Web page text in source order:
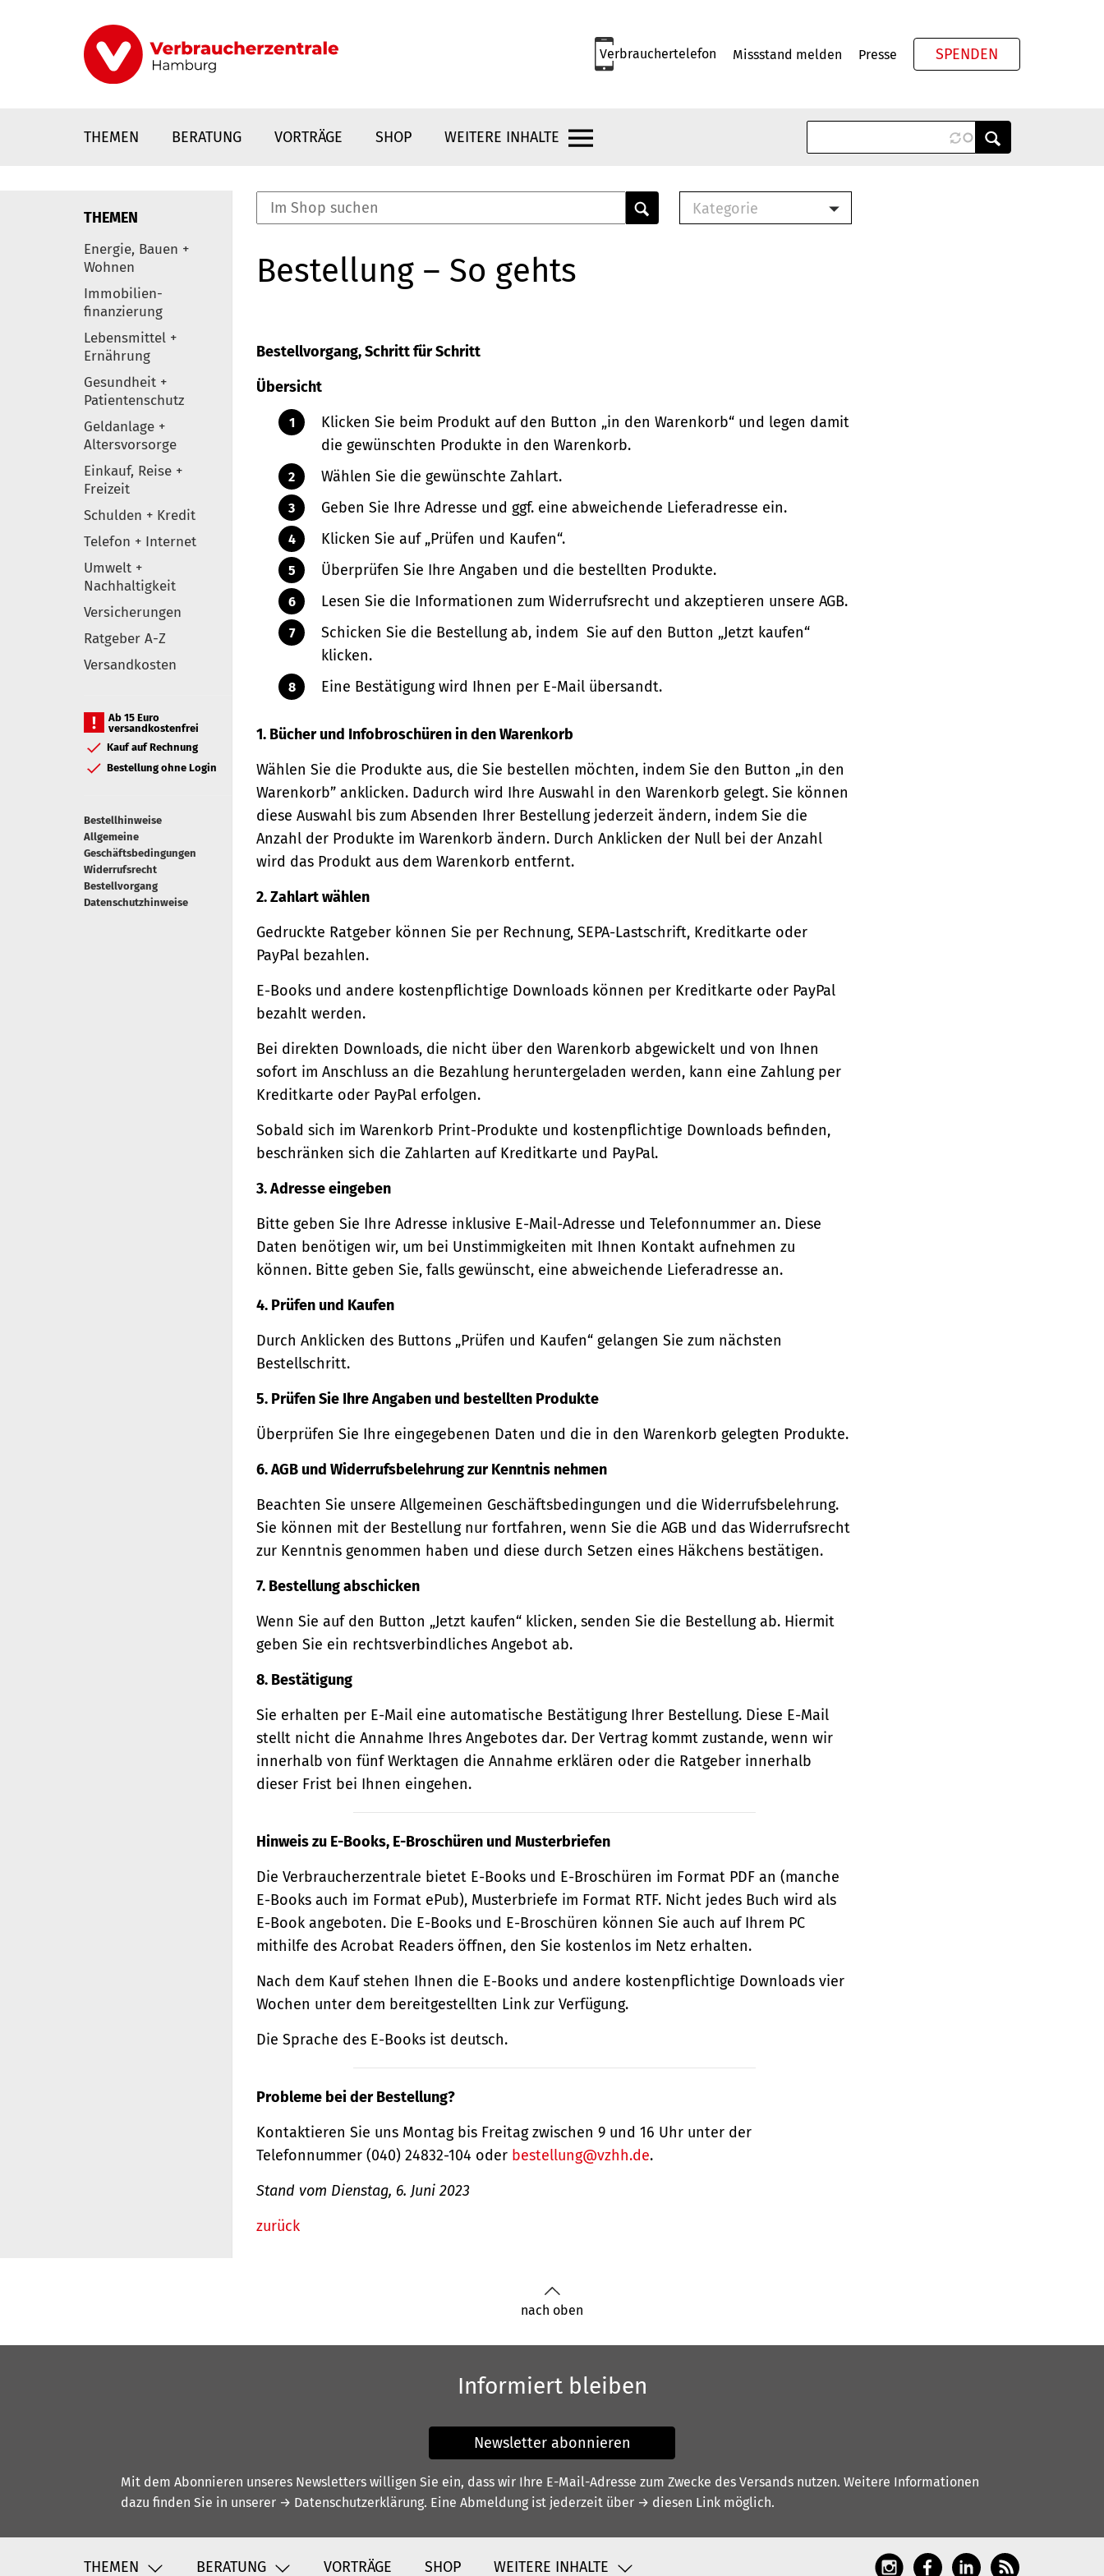
Verbrauchertelefon Missstand melden Presse SPENDEN
THEMEN BERATUNG VORTRÄGE SHOP WEITERE INHALTE
Elemente
THEMEN
Energie, Bauen +
Wohnen
Immobilien-
finanzierung
Lebensmittel +
Ernährung
Gesundheit +
Patientenschutz
Geldanlage +
Altersvorsorge
Einkauf, Reise +
Freizeit
Schulden + Kredit
Telefon + Internet
Umwelt +
Nachhaltigkeit
Versicherungen
Ratgeber A-Z
Versandkosten
Ab 15 Euro
versandkostenfrei
Kauf auf Rechnung
Bestellung ohne Login
Bestellhinweise
Allgemeine
Geschäftsbedingungen
Widerrufsrecht
Bestellvorgang
Datenschutzhinweise
Kategorie
Bestellung – So gehts
Bestellvorgang, Schritt für Schritt
Übersicht
Klicken Sie beim Produkt auf den Button „in den Warenkorb“ und legen damit
die gewünschten Produkte in den Warenkorb.
Wählen Sie die gewünschte Zahlart.
Geben Sie Ihre Adresse und ggf. eine abweichende Lieferadresse ein.
Klicken Sie auf „Prüfen und Kaufen“.
Überprüfen Sie Ihre Angaben und die bestellten Produkte.
Lesen Sie die Informationen zum Widerrufsrecht und akzeptieren unsere AGB.
Schicken Sie die Bestellung ab, indem Sie auf den Button „Jetzt kaufen“
klicken.
Eine Bestätigung wird Ihnen per E-Mail übersandt.
1. Bücher und Infobroschüren in den Warenkorb
Wählen Sie die Produkte aus, die Sie bestellen möchten, indem Sie den Button „in den
Warenkorb” anklicken. Dadurch wird Ihre Auswahl in den Warenkorb gelegt. Sie können
diese Auswahl bis zum Absenden Ihrer Bestellung jederzeit ändern, indem Sie die
Anzahl der Produkte im Warenkorb ändern. Durch Anklicken der Null bei der Anzahl
wird das Produkt aus dem Warenkorb entfernt.
2. Zahlart wählen
Gedruckte Ratgeber können Sie per Rechnung, SEPA-Lastschrift, Kreditkarte oder
PayPal bezahlen.
E-Books und andere kostenpflichtige Downloads können per Kreditkarte oder PayPal
bezahlt werden.
Bei direkten Downloads, die nicht über den Warenkorb abgewickelt und von Ihnen
sofort im Anschluss an die Bezahlung heruntergeladen werden, kann eine Zahlung per
Kreditkarte oder PayPal erfolgen.
Sobald sich im Warenkorb Print-Produkte und kostenpflichtige Downloads befinden,
beschränken sich die Zahlarten auf Kreditkarte und PayPal.
3. Adresse eingeben
Bitte geben Sie Ihre Adresse inklusive E-Mail-Adresse und Telefonnummer an. Diese
Daten benötigen wir, um bei Unstimmigkeiten mit Ihnen Kontakt aufnehmen zu
können. Bitte geben Sie, falls gewünscht, eine abweichende Lieferadresse an.
4. Prüfen und Kaufen
Durch Anklicken des Buttons „Prüfen und Kaufen“ gelangen Sie zum nächsten
Bestellschritt.
5. Prüfen Sie Ihre Angaben und bestellten Produkte
Überprüfen Sie Ihre eingegebenen Daten und die in den Warenkorb gelegten Produkte.
6. AGB und Widerrufsbelehrung zur Kenntnis nehmen
Beachten Sie unsere Allgemeinen Geschäftsbedingungen und die Widerrufsbelehrung.
Sie können mit der Bestellung nur fortfahren, wenn Sie die AGB und das Widerrufsrecht
zur Kenntnis genommen haben und diese durch Setzen eines Häkchens bestätigen.
7. Bestellung abschicken
Wenn Sie auf den Button „Jetzt kaufen“ klicken, senden Sie die Bestellung ab. Hiermit
geben Sie ein rechtsverbindliches Angebot ab.
8. Bestätigung
Sie erhalten per E-Mail eine automatische Bestätigung Ihrer Bestellung. Diese E-Mail
stellt nicht die Annahme Ihres Angebotes dar. Der Vertrag kommt zustande, wenn wir
innerhalb von fünf Werktagen die Annahme erklären oder die Ratgeber innerhalb
dieser Frist bei Ihnen eingehen.
Hinweis zu E-Books, E-Broschüren und Musterbriefen
Die Verbraucherzentrale bietet E-Books und E-Broschüren im Format PDF an (manche
E-Books auch im Format ePub), Musterbriefe im Format RTF. Nicht jedes Buch wird als
E-Book angeboten. Die E-Books und E-Broschüren können Sie auch auf Ihrem PC
mithilfe des Acrobat Readers öffnen, den Sie kostenlos im Netz erhalten.
Nach dem Kauf stehen Ihnen die E-Books und andere kostenpflichtige Downloads vier
Wochen unter dem bereitgestellten Link zur Verfügung.
Die Sprache des E-Books ist deutsch.
Probleme bei der Bestellung?
Kontaktieren Sie uns Montag bis Freitag zwischen 9 und 16 Uhr unter der
Telefonnummer (040) 24832-104 oder bestellung@vzhh.de.
Stand vom Dienstag, 6. Juni 2023
zurück
nach oben
Informiert bleiben
Newsletter abonnieren
Mit dem Abonnieren unseres Newsletters willigen Sie ein, dass wir Ihre E-Mail-Adresse zum Zwecke des Versands nutzen. Weitere Informationen
dazu finden Sie in unserer → Datenschutzerklärung. Eine Abmeldung ist jederzeit über → diesen Link möglich.
THEMEN BERATUNG VORTRÄGE SHOP WEITERE INHALTE